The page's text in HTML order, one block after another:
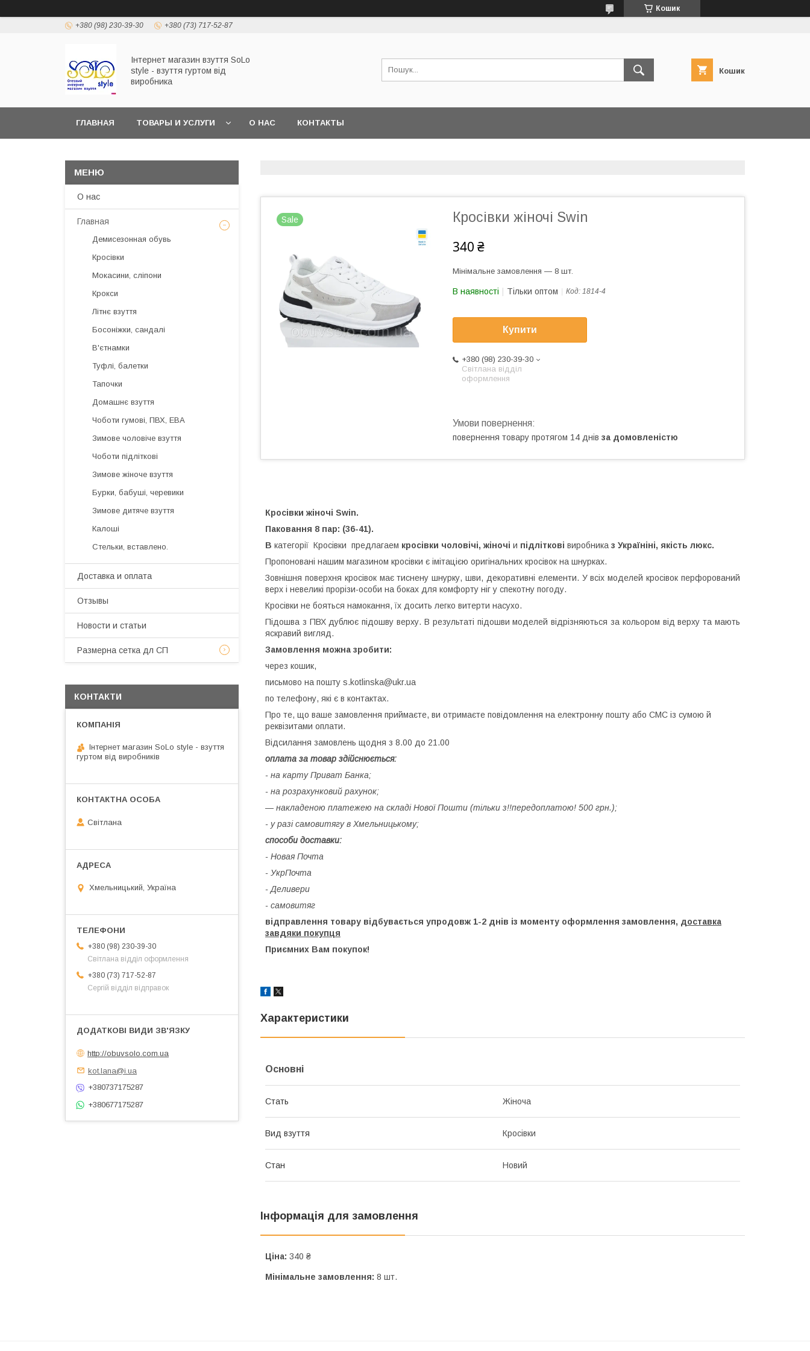
Кошик
+380 (98) 230-39-30 +380 (73) 717-52-87
Інтернет магазин взуття SoLo
style - взуття гуртом від
виробника
Кошик
ГЛАВНАЯ ТОВАРЫ И УСЛУГИ О НАС КОНТАКТЫ
Sale Кросівки жіночі Swin
340 ₴
Мінімальне замовлення — 8 шт.
В наявності Тільки оптом Код: 1814-4
Купити
+380 (98) 230-39-30
Світлана відділ
оформлення
повернення товару протягом 14 днів за домовленістю
Кросівки жіночі Swin.
Паковання 8 пар: (36-41).
В категорії Кросівки предлагаем кросівки чоловічі, жіночі и підліткові виробника з Україніні, якість люкс.
Пропоновані нашим магазином кросівки є імітацією оригінальних кросівок на шнурках.
Зовнішня поверхня кросівок має тиснену шнурку, шви, декоративні елементи. У всіх моделей кросівок перфорований
верх і невеликі прорізи-особи на боках для комфорту ніг у спекотну погоду.
Кросівки не бояться намокання, їх досить легко витерти насухо.
Підошва з ПВХ дублює підошву верху. В результаті підошви моделей відрізняються за кольором від верху та мають
яскравий вигляд.
Замовлення можна зробити:
через кошик,
письмово на пошту s.kotlinska@ukr.ua
по телефону, які є в контактах.
Про те, що ваше замовлення приймаєте, ви отримаєте повідомлення на електронну пошту або СМС із сумою й
реквізитами оплати.
Відсилання замовлень щодня з 8.00 до 21.00
оплата за товар здійснюється:
- на карту Приват Банка;
- на розрахунковий рахунок;
— накладеною платежею на складі Нової Пошти (тільки з!!️передоплатою!️ 500 грн.);
- у разі самовитягу в Хмельницькому;
способи доставки:
- Новая Почта
- УкрПочта
- Деливери
- самовитяг
відправлення товару відбувається упродовж 1-2 днів із моменту оформлення замовлення, доставка
завдяки покупця
Приємних Вам покупок!
Характеристики
Основні
Стать Жіноча
Вид взуття Кросівки
Стан Новий
Інформація для замовлення
Ціна: 340 ₴
Мінімальне замовлення: 8 шт.
О нас
Главная
Демисезонная обувь
Кросівки
Мокасини, сліпони
Крокси
Літнє взуття
Босоніжки, сандалі
В'єтнамки
Туфлі, балетки
Тапочки
Домашнє взуття
Чоботи гумові, ПВХ, ЕВА
Зимове чоловіче взуття
Чоботи підліткові
Зимове жіноче взуття
Бурки, бабуші, черевики
Зимове дитяче взуття
Калоші
Стельки, вставлено.
Доставка и оплата
Отзывы
Новости и статьи
Размерна сетка дл СП
КОНТАКТИ
Інтернет магазин SoLo style - взуття
гуртом від виробників
Світлана
Хмельницький, Україна
+380 (98) 230-39-30
Світлана відділ оформлення
+380 (73) 717-52-87
Сергій відділ відправок
http://obuvsolo.com.ua
kot.lana@i.ua
+380737175287
+380677175287